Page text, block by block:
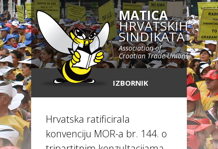
MATICA
HRVATSKIH
SINDIKATA
Association of
Croatian Trade Unions
IZBORNIK
Hrvatska ratificirala
konvenciju MOR-a br. 144. o